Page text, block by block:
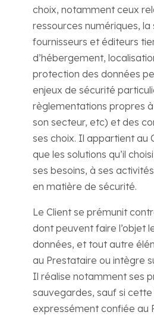
choix, notamment ceux
ressources numériques, la
fournisseurs et éditeurs
d’hébergement,
protection des données
enjeux de sécurité
règlementations propres
son secteur, etc) et des
ses choix. Il appartient au
que les solutions qu’il
ses besoins, à ses
en matière de sécurité.
Le Client se prémunit
dont peuvent faire l’objet
données, et tout autre
au Prestataire ou intègre
Il réalise notamment ses
sauvegardes, sauf si
expressément confiée au